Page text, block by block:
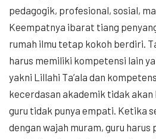
pedagogik, profesional, sosial,
Keempatnya ibarat tiang
rumah ilmu tetap kokoh berdiri.
harus memiliki kompetensi lain
yakni Lillahi Ta’ala dan
kecerdasan akademik tidak
guru tidak punya empati. Ketika
dengan wajah muram, guru harus